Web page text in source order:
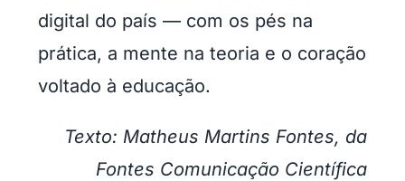
digital do país — com os pés na
prática, a mente na teoria e o coração
voltado à educação.
Texto: Matheus Martins Fontes, da
Fontes Comunicação Científica